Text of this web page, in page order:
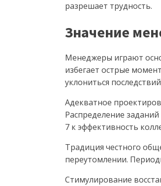
разрешает трудность.
Значение
Менеджеры играют
избегает острые
уклониться
Адекватное
Распределение
7 к эффективность
Традиция честного
переутомлении.
Стимулирование